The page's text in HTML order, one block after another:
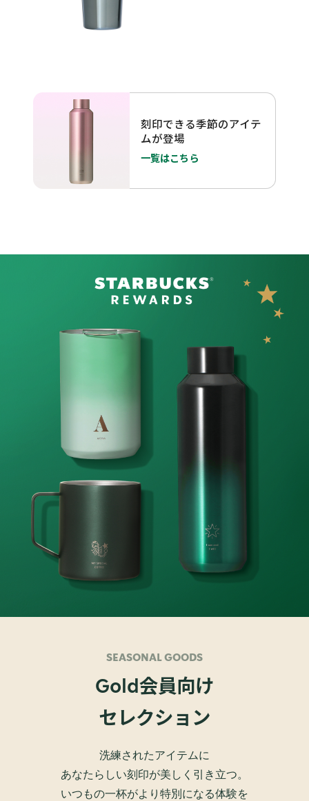
刻印できる季節のアイテ
ムが登場
一覧はこちら
SEASONAL GOODS
Gold会員向け
セレクション
洗練されたアイテムに
あなたらしい刻印が美しく引き立つ。
いつもの一杯がより特別になる体験を